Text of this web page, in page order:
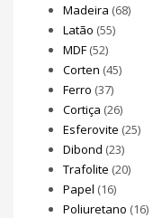
Madeira (68)
Latão (55)
MDF (52)
Corten (45)
Ferro (37)
Cortiça (26)
Esferovite (25)
Dibond (23)
Trafolite (20)
Papel (16)
Poliuretano (16)